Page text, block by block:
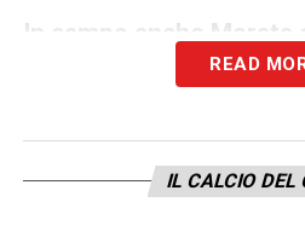
In campo anche Morata
ha colpito una traversa
Il pubblico di Madrid,
ad ogni tocco di palla
READ
IL CALCIO DEL